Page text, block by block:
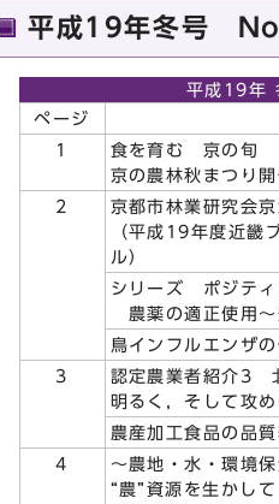
平成19年冬号
平成19年
ページ
1
食を育む 京の旬
京の農林秋まつり
2
京都市林業研究会
（平成19年度近畿
ル）
シリーズ ポジティ
農薬の適正使用～
鳥インフルエンザ
3
認定農業者紹介3
明るく，そして攻
農産加工食品の品
4
～農地・水・環境
“農”資源を生かし